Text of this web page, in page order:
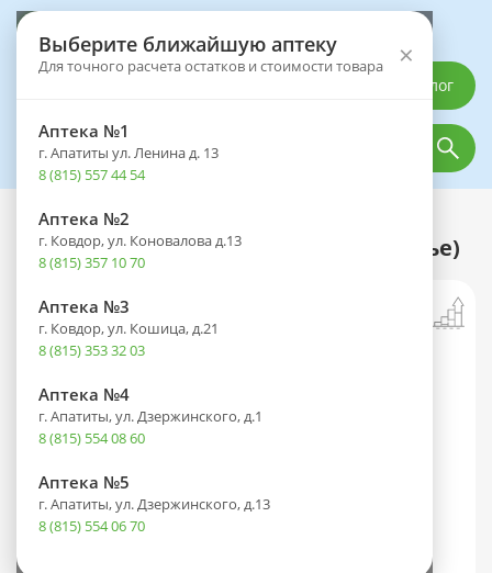
Выберите ближайшую аптеку
Для точного расчета остатков и стоимости товара ×
Аптека №1
г. Апатиты ул. Ленина д. 13
8 (815) 557 44 54
Аптека №2
г. Ковдор, ул. Коновалова д.13
8 (815) 357 10 70
Аптека №3
г. Ковдор, ул. Кошица, д.21
8 (815) 353 32 03
Аптека №4
г. Апатиты, ул. Дзержинского, д.1
8 (815) 554 08 60
Аптека №5
г. Апатиты, ул. Дзержинского, д.13
8 (815) 554 06 70
Каталог
Каталог Медицинская техника
Тонометр MT-70 (автомат. на запястье)